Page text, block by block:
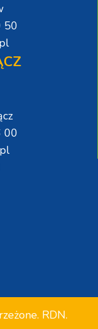
50
00
RDN.